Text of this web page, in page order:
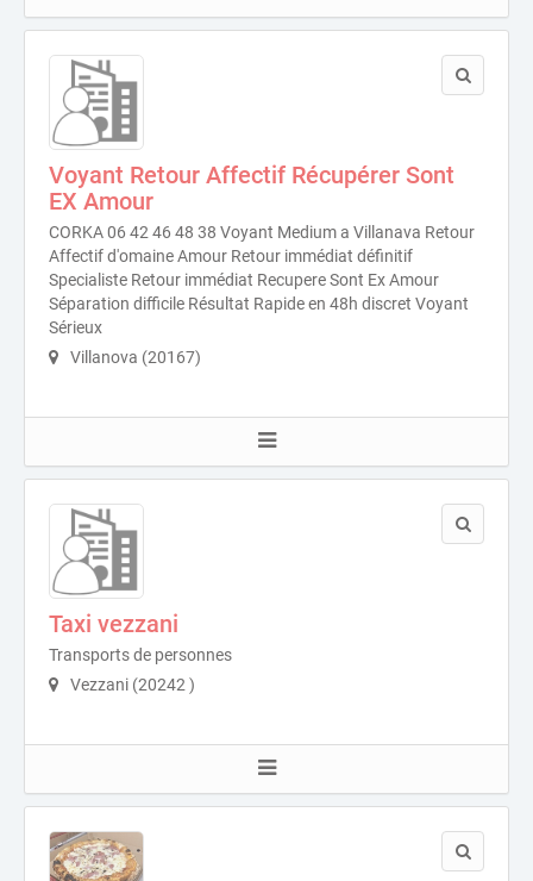
Voyant Retour Affectif Récupérer Sont
EX Amour
CORKA 06 42 46 48 38 Voyant Medium a Villanava Retour
Affectif d'omaine Amour Retour immédiat définitif
Specialiste Retour immédiat Recupere Sont Ex Amour
Séparation difficile Résultat Rapide en 48h discret Voyant
Sérieux
Villanova (20167)
Taxi vezzani
Transports de personnes
Vezzani (20242 )